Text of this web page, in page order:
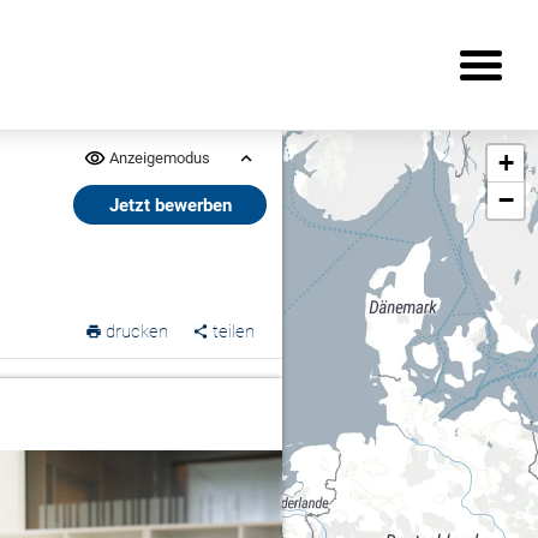
Anzeigemodus
Jetzt bewerben
drucken teilen
+
−